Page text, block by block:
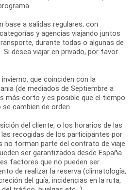
base a salidas regulares, con
y agencias viajando juntos
durante todas o algunas de
Si desea viajar en privado, por favor
que coinciden con la
(de mediados de Septiembre a
más corto y es posible que el tiempo
cambien de orden.
del cliente, o los horarios de las
recogidas de los participantes por
no forman parte del contrato de viaje
ser garantizados desde España
factores que no pueden ser
de realizar la reserva (climatología,
del guía, incidencias en la ruta,